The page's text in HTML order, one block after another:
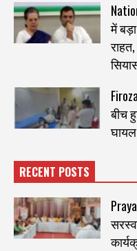
में
बीच
RECENT POSTS